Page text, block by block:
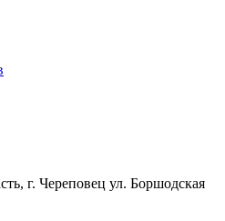
г. Череповец ул. Боршодская